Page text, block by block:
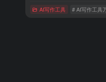
AI写作工具 # AI写作工具